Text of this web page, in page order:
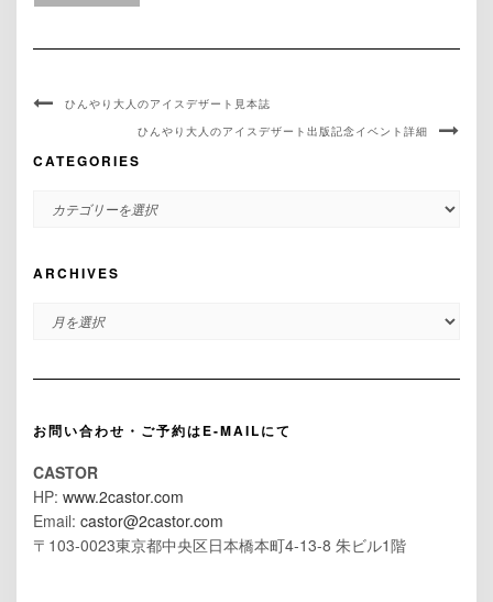
ひんやり大人のアイスデザート見本誌
ひんやり大人のアイスデザート出版記念イベント詳細
CATEGORIES
CATEGORIES
ARCHIVES
ARCHIVES
お問い合わせ・ご予約はE-MAILにて
CASTOR
HP: www.2castor.com
Email: castor@2castor.com
〒103-0023東京都中央区日本橋本町4-13-8 朱ビル1階